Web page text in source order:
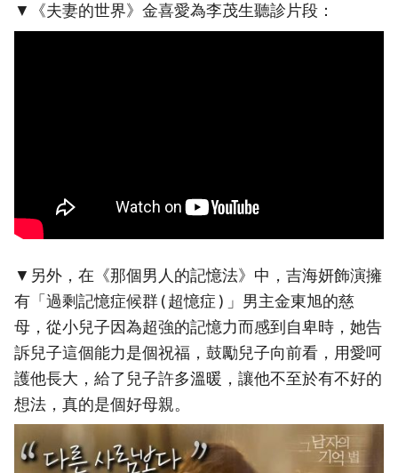
▼《夫妻的世界》金喜愛為李茂生聽診片段：
▼另外，在《那個男人的記憶法》中，吉海妍飾演擁
有「過剩記憶症候群 ( 超憶症 ) 」男主金東旭的慈
母，從小兒子因為超強的記憶力而感到自卑時，她告
訴兒子這個能力是個祝福，鼓勵兒子向前看，用愛呵
護他長大，給了兒子許多溫暖，讓他不至於有不好的
想法，真的是個好母親。